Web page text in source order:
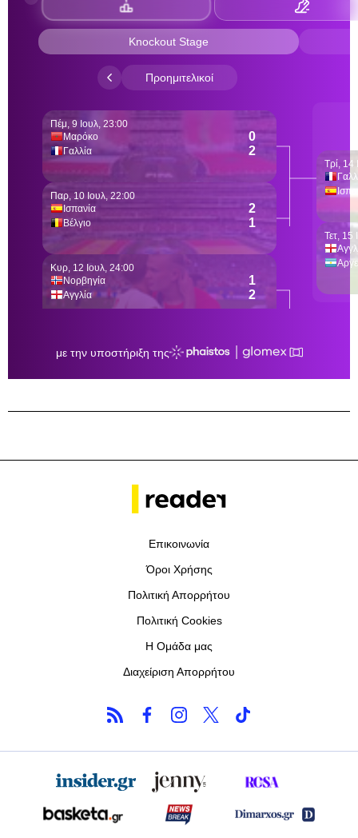
Επικοινωνία
Όροι Χρήσης
Πολιτική Απορρήτου
Πολιτική Cookies
Η Ομάδα μας
Διαχείριση Απορρήτου